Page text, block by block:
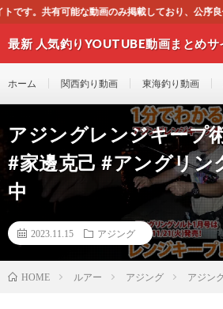
ており、公序良俗に反しない動画を掲載す
最新 人気釣りYOUTUBE動画まとめサ
ホーム 関西釣り動画 東海釣り動画
アジングレンジキープ
#家邊克己 #アングリン
中
2023.11.15 アジング
HOME ルアー アジング アジン